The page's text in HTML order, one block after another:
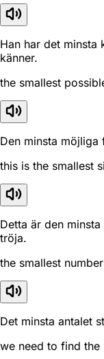
Han har det
känner.
the smallest
Den minsta
this is the smallest
Detta är den
tröja.
the smallest
Det minsta antalet
we need to find the